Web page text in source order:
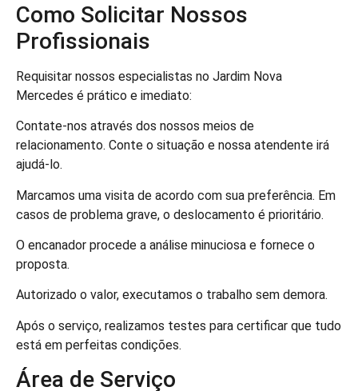
Como Solicitar Nossos
Profissionais
Requisitar nossos especialistas no Jardim Nova
Mercedes é prático e imediato:
Contate-nos através dos nossos meios de
relacionamento. Conte o situação e nossa atendente irá
ajudá-lo.
Marcamos uma visita de acordo com sua preferência. Em
casos de problema grave, o deslocamento é prioritário.
O encanador procede a análise minuciosa e fornece o
proposta.
Autorizado o valor, executamos o trabalho sem demora.
Após o serviço, realizamos testes para certificar que tudo
está em perfeitas condições.
Área de Serviço